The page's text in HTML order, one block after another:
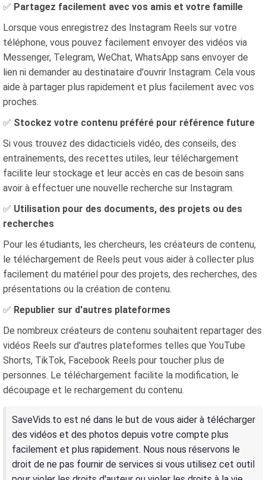
✅ Partagez facilement avec vos amis et votre famille
Lorsque vous enregistrez des Instagram Reels sur votre
téléphone, vous pouvez facilement envoyer des vidéos via
Messenger, Telegram, WeChat, WhatsApp sans envoyer de
lien ni demander au destinataire d'ouvrir Instagram. Cela vous
aide à partager plus rapidement et plus facilement avec vos
proches.
✅ Stockez votre contenu préféré pour référence future
Si vous trouvez des didacticiels vidéo, des conseils, des
entraînements, des recettes utiles, leur téléchargement
facilite leur stockage et leur accès en cas de besoin sans
avoir à effectuer une nouvelle recherche sur Instagram.
✅ Utilisation pour des documents, des projets ou des
recherches
Pour les étudiants, les chercheurs, les créateurs de contenu,
le téléchargement de Reels peut vous aider à collecter plus
facilement du matériel pour des projets, des recherches, des
présentations ou la création de contenu.
✅ Republier sur d'autres plateformes
De nombreux créateurs de contenu souhaitent repartager des
vidéos Reels sur d'autres plateformes telles que YouTube
Shorts, TikTok, Facebook Reels pour toucher plus de
personnes. Le téléchargement facilite la modification, le
découpage et le rechargement du contenu.
SaveVids.to est né dans le but de vous aider à télécharger
des vidéos et des photos depuis votre compte plus
facilement et plus rapidement. Nous nous réservons le
droit de ne pas fournir de services si vous utilisez cet outil